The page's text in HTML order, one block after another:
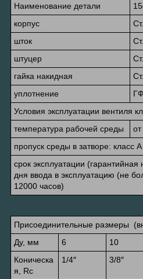
Наименование детали
корпус
шток
штуцер
гайка накидная
уплотнение
Условия эксплуатации вентиля
температура рабочей среды
пропуск среды в затворе: класс
срок эксплуатации
дня ввода в эксплуатацию (не
12000 часов)
Присоединительные размеры
Ду, мм
6 10
Коническа
я, Rc
1/4″ 3/8″